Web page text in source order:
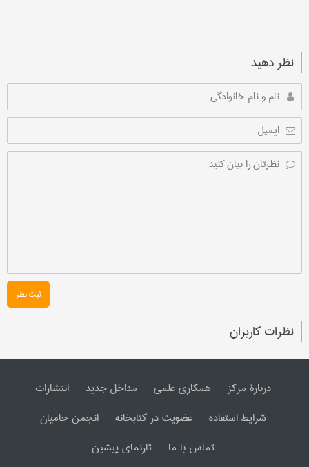
نظر دهید
ثبت نظر
نظرات کاربران
دربارۀ مرکز همکاری علمی مداخل جدید
انتشارات
شرایط استفاده
عضویت در کتابخانه
انجمن حامیان
تماس با ما
تارنمای پیشین